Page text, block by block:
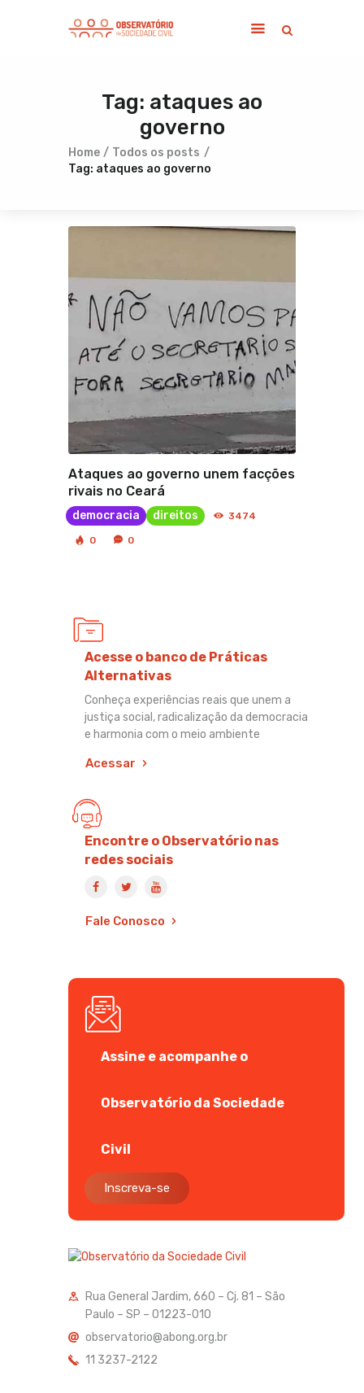
Tag: ataques ao
governo
Home
Todos os posts
Tag: ataques ao governo
Home
Notícias
Publicações
Ataques ao governo unem facções
rivais no Ceará
democracia direitos 3474
0 0
Acesse o banco de Práticas
Alternativas
Conheça experiências reais que unem a
justiça social, radicalização da democracia
e harmonia com o meio ambiente
Acessar
Encontre o Observatório nas
redes sociais
Fale Conosco
Assine e acompanhe o
Observatório da Sociedade
Civil
Inscreva-se
Rua General Jardim, 660 – Cj. 81 – São
Paulo – SP – 01223-010
observatorio@abong.org.br
11 3237-2122